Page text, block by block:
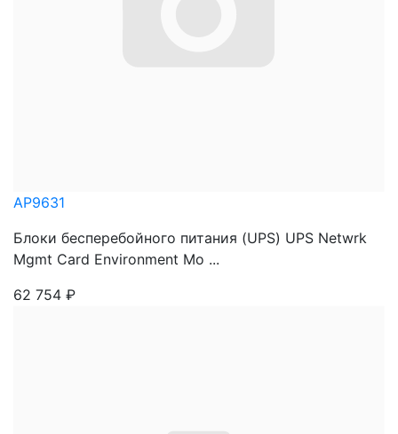
AP9631
Блоки бесперебойного питания (UPS) UPS Netwrk
Mgmt Card Environment Mo ...
62 754 ₽